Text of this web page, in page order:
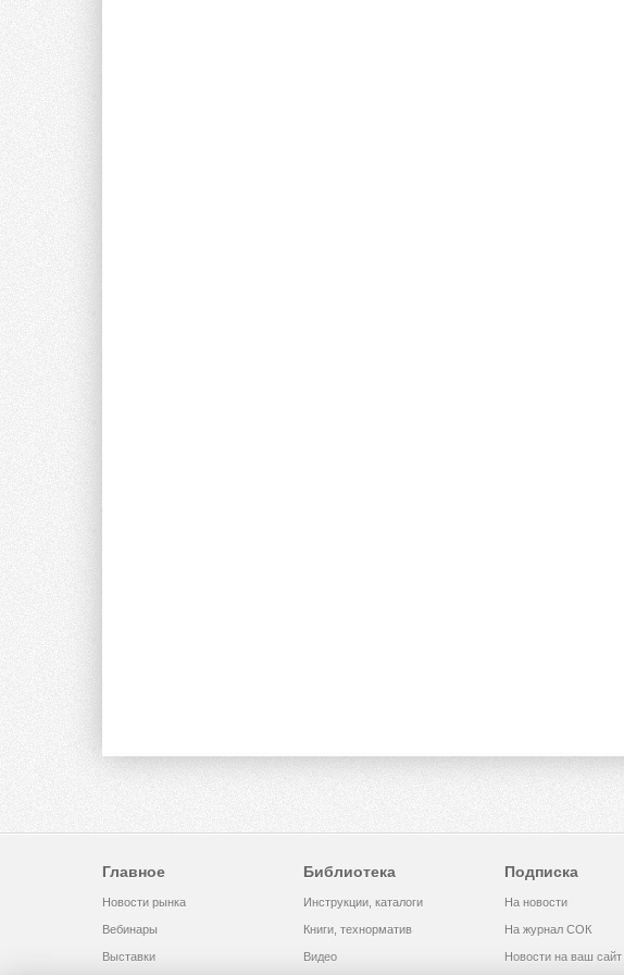
Главное
Новости рынка
Вебинары
Выставки
Библиотека
Инструкции, каталоги
Книги, технорматив
Видео
Подписка
На новости
На журнал СОК
Новости на ваш сайт